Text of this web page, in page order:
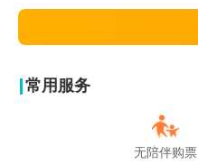
常用服务
无陪伴购票